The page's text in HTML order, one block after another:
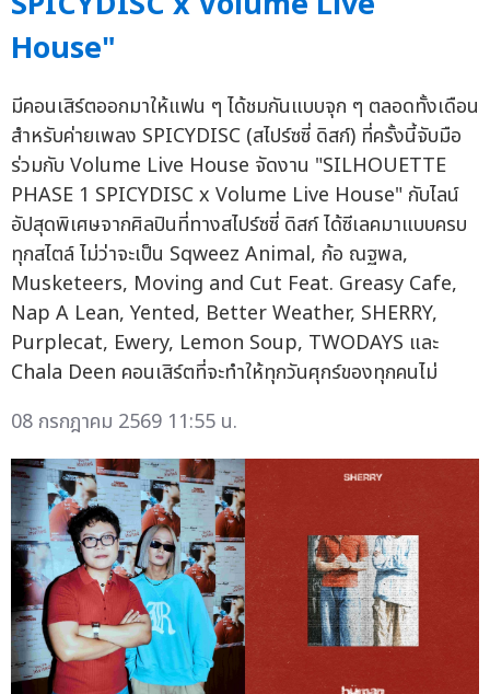
House"
มีคอนเสิร์ตออกมาให้แฟน ๆ ได้ชมกันแบบจุก ๆ ตลอดทั้งเดือน
สำหรับค่ายเพลง SPICYDISC (สไปร์ซซี่ ดิสก์) ที่ครั้งนี้จับมือ
ร่วมกับ Volume Live House จัดงาน "SILHOUETTE
PHASE 1 SPICYDISC x Volume Live House" กับไลน์
อัปสุดพิเศษจากศิลปินที่ทางสไปร์ซซี่ ดิสก์ ได้ซีเลคมาแบบครบ
ทุกสไตล์ ไม่ว่าจะเป็น Sqweez Animal, ก้อ ณฐพล,
Musketeers, Moving and Cut Feat. Greasy Cafe,
Nap A Lean, Yented, Better Weather, SHERRY,
Purplecat, Ewery, Lemon Soup, TWODAYS และ
Chala Deen คอนเสิร์ตที่จะทำให้ทุกวันศุกร์ของทุกคนไม่
08 กรกฎาคม 2569 11:55 น.